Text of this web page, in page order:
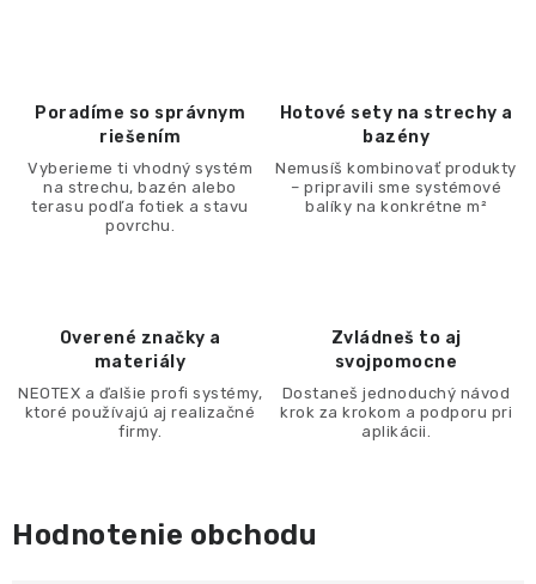
Poradíme so správnym
riešením
Vyberieme ti vhodný systém
na strechu, bazén alebo
terasu podľa fotiek a stavu
povrchu.
Hotové sety na strechy a
bazény
Nemusíš kombinovať produkty
– pripravili sme systémové
balíky na konkrétne m²
Overené značky a
materiály
NEOTEX a ďalšie profi systémy,
ktoré používajú aj realizačné
firmy.
Zvládneš to aj
svojpomocne
Dostaneš jednoduchý návod
krok za krokom a podporu pri
aplikácii.​
Hodnotenie obchodu